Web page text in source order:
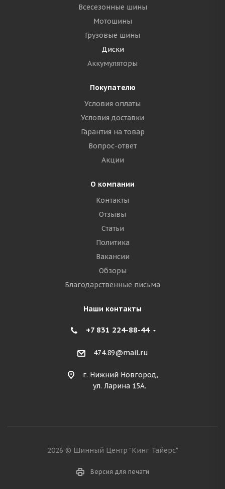
Всесезонные шины
Мотошины
Грузовые шины
Диски
Аккумуляторы
Покупателю
Условия оплаты
Условия доставки
Гарантия на товар
Вопрос-ответ
Акции
О компании
Контакты
Отзывы
Статьи
Политика
Вакансии
Обзоры
Благодарственные письма
Наши контакты
+7 831 224-88-44
474.89@mail.ru
г. Нижний Новгород,
ул. Ларина 15А.
2026 © Шинный Центр "Кинг Тайерс"
Версия для печати